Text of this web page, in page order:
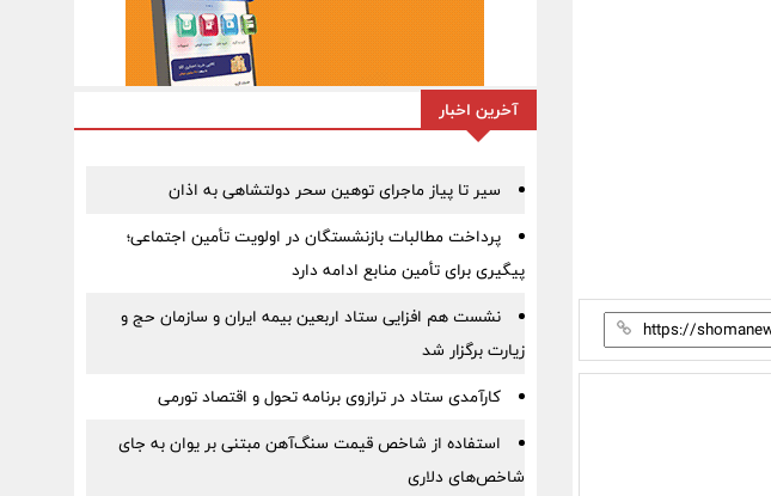
آخرین اخبار
سیر تا پیاز ماجرای توهین سحر دولتشاهی به اذان
پرداخت مطالبات بازنشستگان در اولویت تأمین اجتماعی؛
پیگیری برای تأمین منابع ادامه دارد
نشست هم افزایی ستاد اربعین بیمه ایران و سازمان حج و
زیارت برگزار شد
کارآمدی ستاد در ترازوی برنامه تحول و اقتصاد تورمی
استفاده از شاخص قیمت سنگ‌آهن مبتنی بر یوان به جای
شاخص‌های دلاری